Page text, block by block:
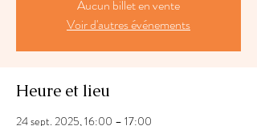
Aucun billet en vente
Voir d'autres événements
Heure et lieu
24 sept. 2025, 16:00 – 17:00